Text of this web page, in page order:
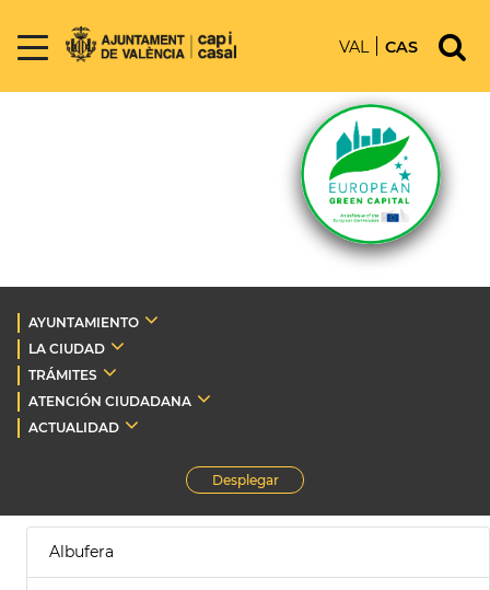
VAL CAS
AYUNTAMIENTO
LA CIUDAD
TRÁMITES
ATENCIÓN CIUDADANA
ACTUALIDAD
Desplegar
Albufera